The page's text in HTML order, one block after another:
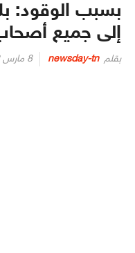
بسبب الوقود:
إلى جميع
بقلم newsday-tn
Posted
8 مارس 2022